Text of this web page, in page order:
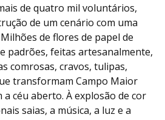
de quatro mil voluntários,
de um cenário com uma
de flores de papel de
padrões, feitas artesanalmente,
comrosas, cravos, tulipas,
transformam Campo Maior
céu aberto. À explosão de cor
saias, a música, a luz e a